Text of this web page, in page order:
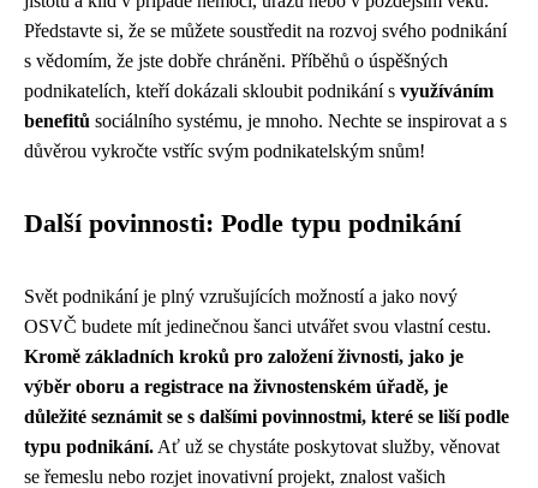
Představte si, že se můžete soustředit na rozvoj svého podnikání
s vědomím, že jste dobře chráněni. Příběhů o úspěšných
podnikatelích, kteří dokázali skloubit podnikání s využíváním
benefitů sociálního systému, je mnoho. Nechte se inspirovat a s
důvěrou vykročte vstříc svým podnikatelským snům!
Další povinnosti: Podle typu podnikání
Svět podnikání je plný vzrušujících možností a jako nový
OSVČ budete mít jedinečnou šanci utvářet svou vlastní cestu.
Kromě základních kroků pro založení živnosti, jako je
výběr oboru a registrace na živnostenském úřadě, je
důležité seznámit se s dalšími povinnostmi, které se liší podle
typu podnikání. Ať už se chystáte poskytovat služby, věnovat
se řemeslu nebo rozjet inovativní projekt, znalost vašich